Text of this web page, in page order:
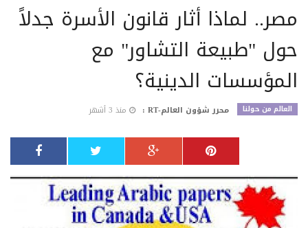
مصر.. لماذا أثار قانون الأسرة جدلاً
حول "طبيعة التشاور" مع
المؤسسات الدينية؟
العالم من حولنا محرر شؤون العالم-RT : منذ 3 أشهر